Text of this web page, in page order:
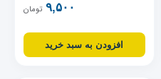
۹,۵۰۰ تومان
افزودن به سبد خرید